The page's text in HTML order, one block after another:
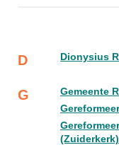
D Dionysius
G
Gemeente
(Zuiderkerk)